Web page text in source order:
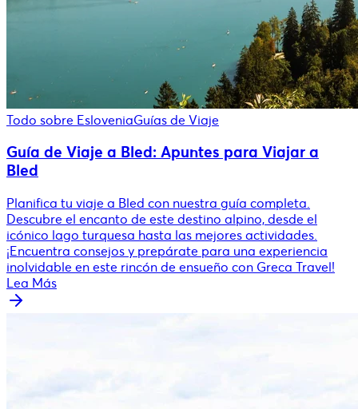
Todo sobre EsloveniaGuías de Viaje
Guía de Viaje a Bled: Apuntes para Viajar a
Bled
Planifica tu viaje a Bled con nuestra guía completa.
Descubre el encanto de este destino alpino, desde el
icónico lago turquesa hasta las mejores actividades.
¡Encuentra consejos y prepárate para una experiencia
inolvidable en este rincón de ensueño con Greca Travel!
Lea Más